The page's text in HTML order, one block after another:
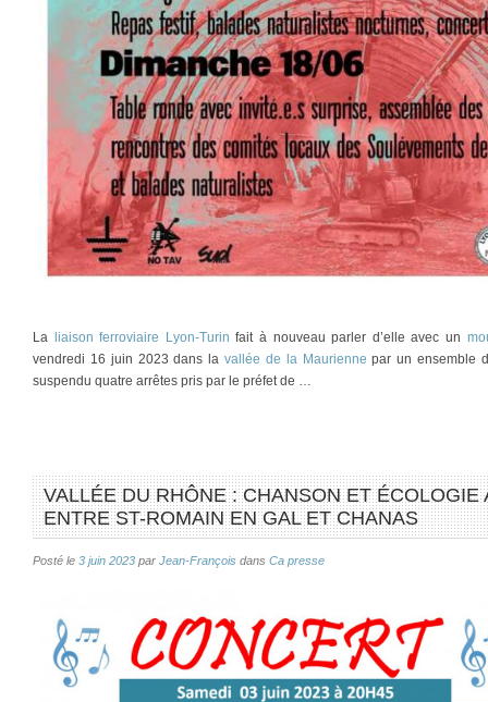
La liaison ferroviaire Lyon-Turin fait à nouveau parler d’elle avec un
vendredi 16 juin 2023 dans la vallée de la Maurienne par un ensemble
suspendu quatre arrêtes pris par le préfet de …
VALLÉE DU RHÔNE : CHANSON ET ÉCOLOGIE
ENTRE ST-ROMAIN EN GAL ET CHANAS
Posté le 3 juin 2023 par Jean-François dans Ca presse